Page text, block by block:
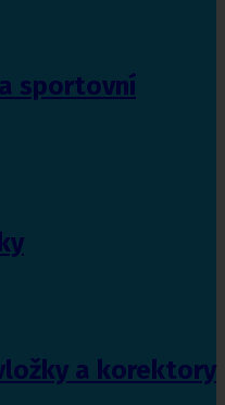
sportovní
a korektory